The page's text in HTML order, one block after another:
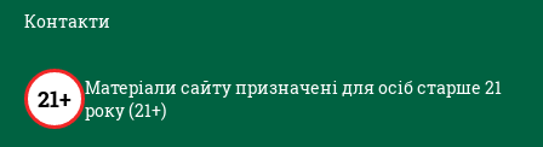
Контакти
21+ Матеріали сайту призначені для осіб старше 21
року (21+)